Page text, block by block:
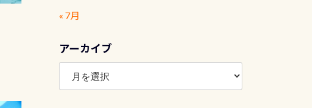
« 7月
アーカイブ
ア
カ